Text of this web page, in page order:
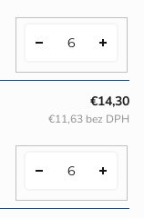
€14,30
€11,63 bez DPH